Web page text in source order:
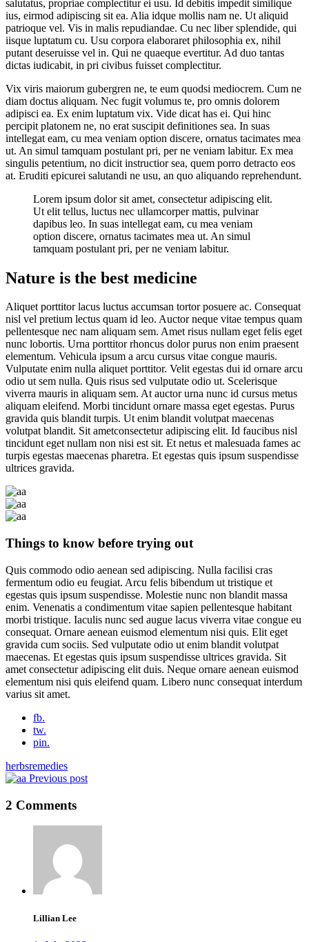
salutatus, propriae complectitur ei usu. Id debitis impedit similique
ius, eirmod adipiscing sit ea. Alia idque mollis nam ne. Ut aliquid
patrioque vel. Vis in malis repudiandae. Cu nec liber splendide, qui
iisque luptatum cu. Usu corpora elaboraret philosophia ex, nihil
putant deseruisse vel in. Qui ne quaeque evertitur. Ad duo tantas
dictas iudicabit, in pri civibus fuisset complectitur.
Vix viris maiorum gubergren ne, te eum quodsi mediocrem. Cum ne
diam doctus aliquam. Nec fugit volumus te, pro omnis dolorem
adipisci ea. Ex enim luptatum vix. Vide dicat has ei. Qui hinc
percipit platonem ne, no erat suscipit definitiones sea. In suas
intellegat eam, cu mea veniam option discere, ornatus tacimates mea
ut. An simul tamquam postulant pri, per ne veniam labitur. Ex mea
singulis petentium, no dicit instructior sea, quem porro detracto eos
at. Eruditi epicurei salutandi ne usu, an quo aliquando reprehendunt.
Lorem ipsum dolor sit amet, consectetur adipiscing elit.
Ut elit tellus, luctus nec ullamcorper mattis, pulvinar
dapibus leo. In suas intellegat eam, cu mea veniam
option discere, ornatus tacimates mea ut. An simul
tamquam postulant pri, per ne veniam labitur.
Nature is the best medicine
Aliquet porttitor lacus luctus accumsan tortor posuere ac. Consequat
nisl vel pretium lectus quam id leo. Auctor neque vitae tempus quam
pellentesque nec nam aliquam sem. Amet risus nullam eget felis eget
nunc lobortis. Urna porttitor rhoncus dolor purus non enim praesent
elementum. Vehicula ipsum a arcu cursus vitae congue mauris.
Vulputate enim nulla aliquet porttitor. Velit egestas dui id ornare arcu
odio ut sem nulla. Quis risus sed vulputate odio ut. Scelerisque
viverra mauris in aliquam sem. At auctor urna nunc id cursus metus
aliquam eleifend. Morbi tincidunt ornare massa eget egestas. Purus
gravida quis blandit turpis. Ut enim blandit volutpat maecenas
volutpat blandit. Sit ametconsectetur adipiscing elit. Id faucibus nisl
tincidunt eget nullam non nisi est sit. Et netus et malesuada fames ac
turpis egestas maecenas pharetra. Et egestas quis ipsum suspendisse
ultrices gravida.
Things to know before trying out
Quis commodo odio aenean sed adipiscing. Nulla facilisi cras
fermentum odio eu feugiat. Arcu felis bibendum ut tristique et
egestas quis ipsum suspendisse. Molestie nunc non blandit massa
enim. Venenatis a condimentum vitae sapien pellentesque habitant
morbi tristique. Iaculis nunc sed augue lacus viverra vitae congue eu
consequat. Ornare aenean euismod elementum nisi quis. Elit eget
gravida cum sociis. Sed vulputate odio ut enim blandit volutpat
maecenas. Et egestas quis ipsum suspendisse ultrices gravida. Sit
amet consectetur adipiscing elit duis. Neque ornare aenean euismod
elementum nisi quis eleifend quam. Libero nunc consequat interdum
varius sit amet.
fb.
tw.
pin.
herbsremedies
Previous post
2 Comments
Lillian Lee